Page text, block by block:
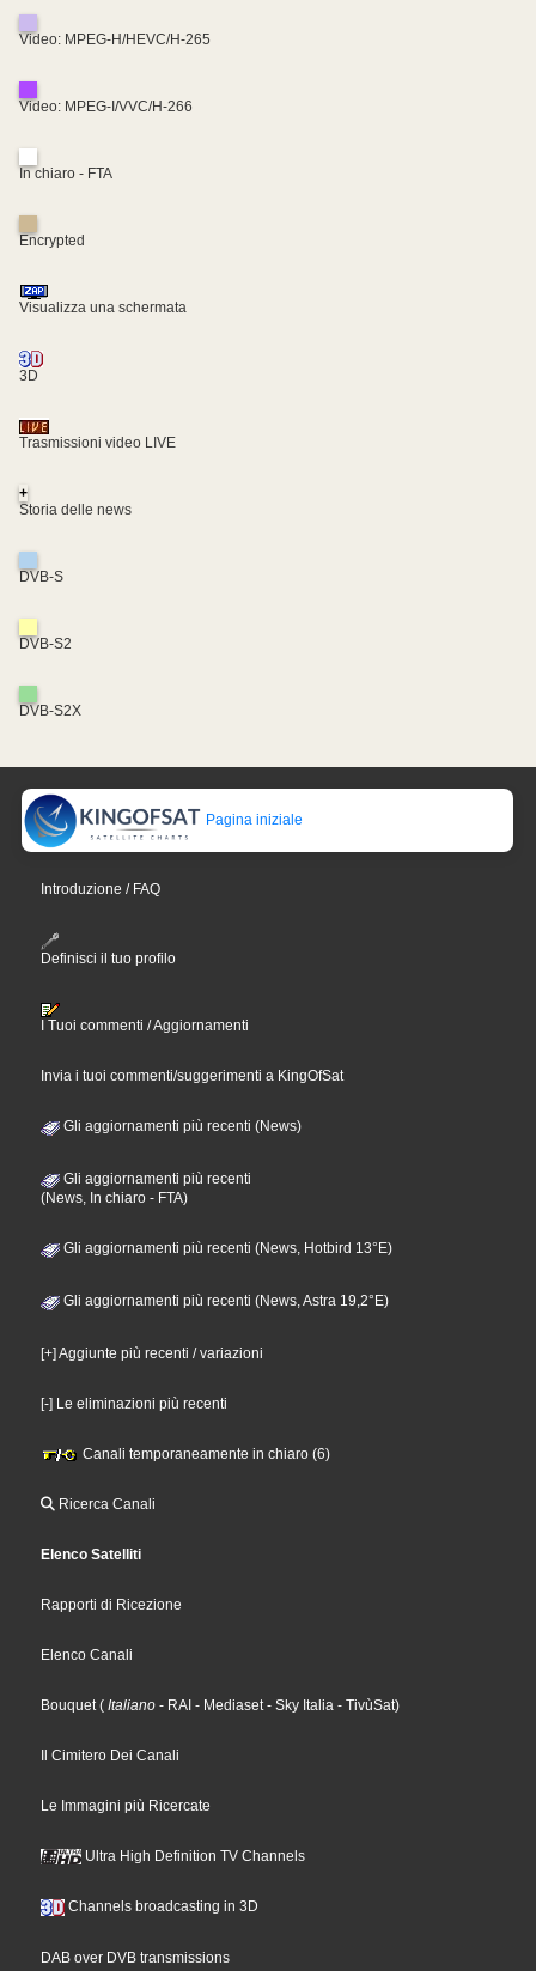
Video: MPEG-H/HEVC/H-265
Video: MPEG-I/VVC/H-266
In chiaro - FTA
Encrypted
Visualizza una schermata
3D
Trasmissioni video LIVE
+
Storia delle news
DVB-S
DVB-S2
DVB-S2X
Pagina iniziale
Introduzione / FAQ
Definisci il tuo profilo
I Tuoi commenti / Aggiornamenti
Invia i tuoi commenti/suggerimenti a KingOfSat
Gli aggiornamenti più recenti (News)
Gli aggiornamenti più recenti
(News, In chiaro - FTA)
Gli aggiornamenti più recenti (News, Hotbird 13°E)
Gli aggiornamenti più recenti (News, Astra 19,2°E)
[+] Aggiunte più recenti / variazioni
[-] Le eliminazioni più recenti
Canali temporaneamente in chiaro (6)
Ricerca Canali
Elenco Satelliti
Rapporti di Ricezione
Elenco Canali
Bouquet ( Italiano - RAI - Mediaset - Sky Italia - TivùSat)
Il Cimitero Dei Canali
Le Immagini più Ricercate
Ultra High Definition TV Channels
Channels broadcasting in 3D
DAB over DVB transmissions